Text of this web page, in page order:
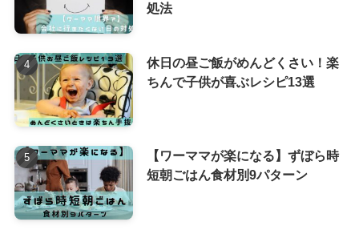
処法
休日の昼ご飯がめんどくさい！楽
ちんで子供が喜ぶレシピ13選
【ワーママが楽になる】ずぼら時
短朝ごはん食材別9パターン